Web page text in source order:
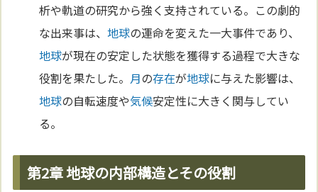
析や軌道の研究から強く支持されている。この劇的
な出来事は、地球の運命を変えた一大事件であり、
地球が現在の安定した状態を獲得する過程で大きな
役割を果たした。 月の存在が地球に与えた影響は、
地球の自転速度や気候安定性に大きく関与してい
る。
第2章 地球の内部構造とその役割